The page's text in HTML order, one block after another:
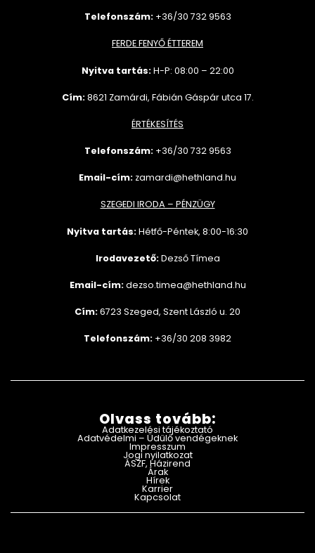
Telefonszám: +36/30 732 9563
FERDE FENYŐ ÉTTEREM
Nyitva tartás:H-P: 08:00 – 22:00
Cím:8621 Zamárdi, Fábián Gáspár utca 17.
ÉRTÉKESÍTÉS
Telefonszám: +36/30 7329563
Email-cím: zamardi@hethland.hu
SZEGEDI IRODA – PÉNZÜGY
Nyitva tartás:Hétfő-Péntek, 8:00-16:30
Irodavezető:Dezső Tímea
Email-cím: dezso.timea@hethland.hu
Cím:6723 Szeged, Szent László u. 20
Telefonszám: +36/30 208 3982
Olvass tovább:
Adatkezelési tájékoztató
Adatvédelmi – Üdülő vendégeknek
Impresszum
Jogi nyilatkozat
ÁSZF, Házirend
Árak
Hírek
Karrier
Kapcsolat